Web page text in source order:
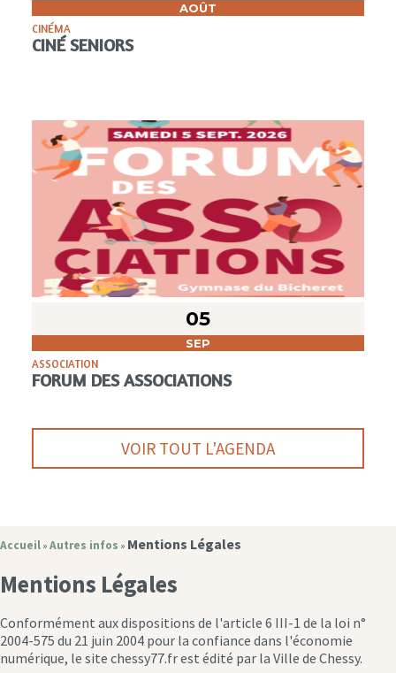
AOÛT
CINÉMA
CINÉ SENIORS
05
SEP
ASSOCIATION
FORUM DES ASSOCIATIONS
VOIR TOUT L'AGENDA
Accueil » Autres infos » Mentions Légales
Mentions Légales
Conformément aux dispositions de l'article 6 III-1 de la loi n°
2004-575 du 21 juin 2004 pour la confiance dans l'économie
numérique, le site chessy77.fr est édité par la Ville de Chessy.